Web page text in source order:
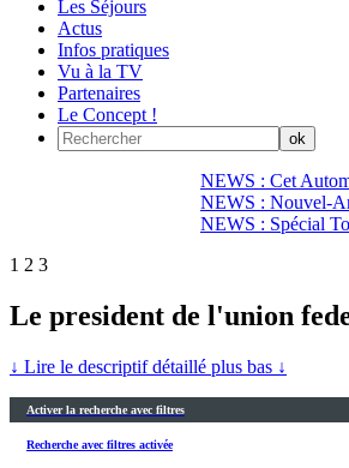
Les Séjours
Actus
Infos pratiques
Vu à la TV
Partenaires
Le Concept !
NEWS : Cet
NEWS : Nouvel-
NEWS : Spécial
1 2 3
Le president de l'union
↓ Lire le descriptif détaillé plus bas ↓
Activer la recherche avec filtres
Recherche avec filtres activée